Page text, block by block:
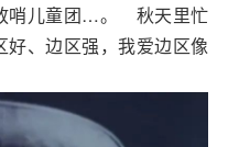
哨儿童团…。 秋天里忙
、边区强，我爱边区像